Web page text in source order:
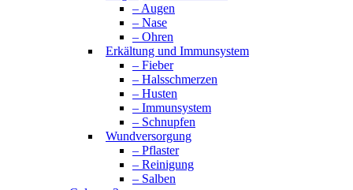
– Augen
– Nase
– Ohren
Erkältung und Immunsystem
– Fieber
– Halsschmerzen
– Husten
– Immunsystem
– Schnupfen
Wundversorgung
– Pflaster
– Reinigung
– Salben